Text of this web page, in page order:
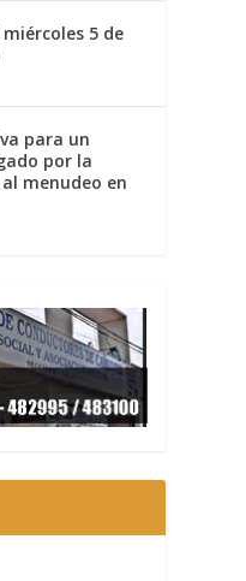
5 de
para un
por la
menudeo en